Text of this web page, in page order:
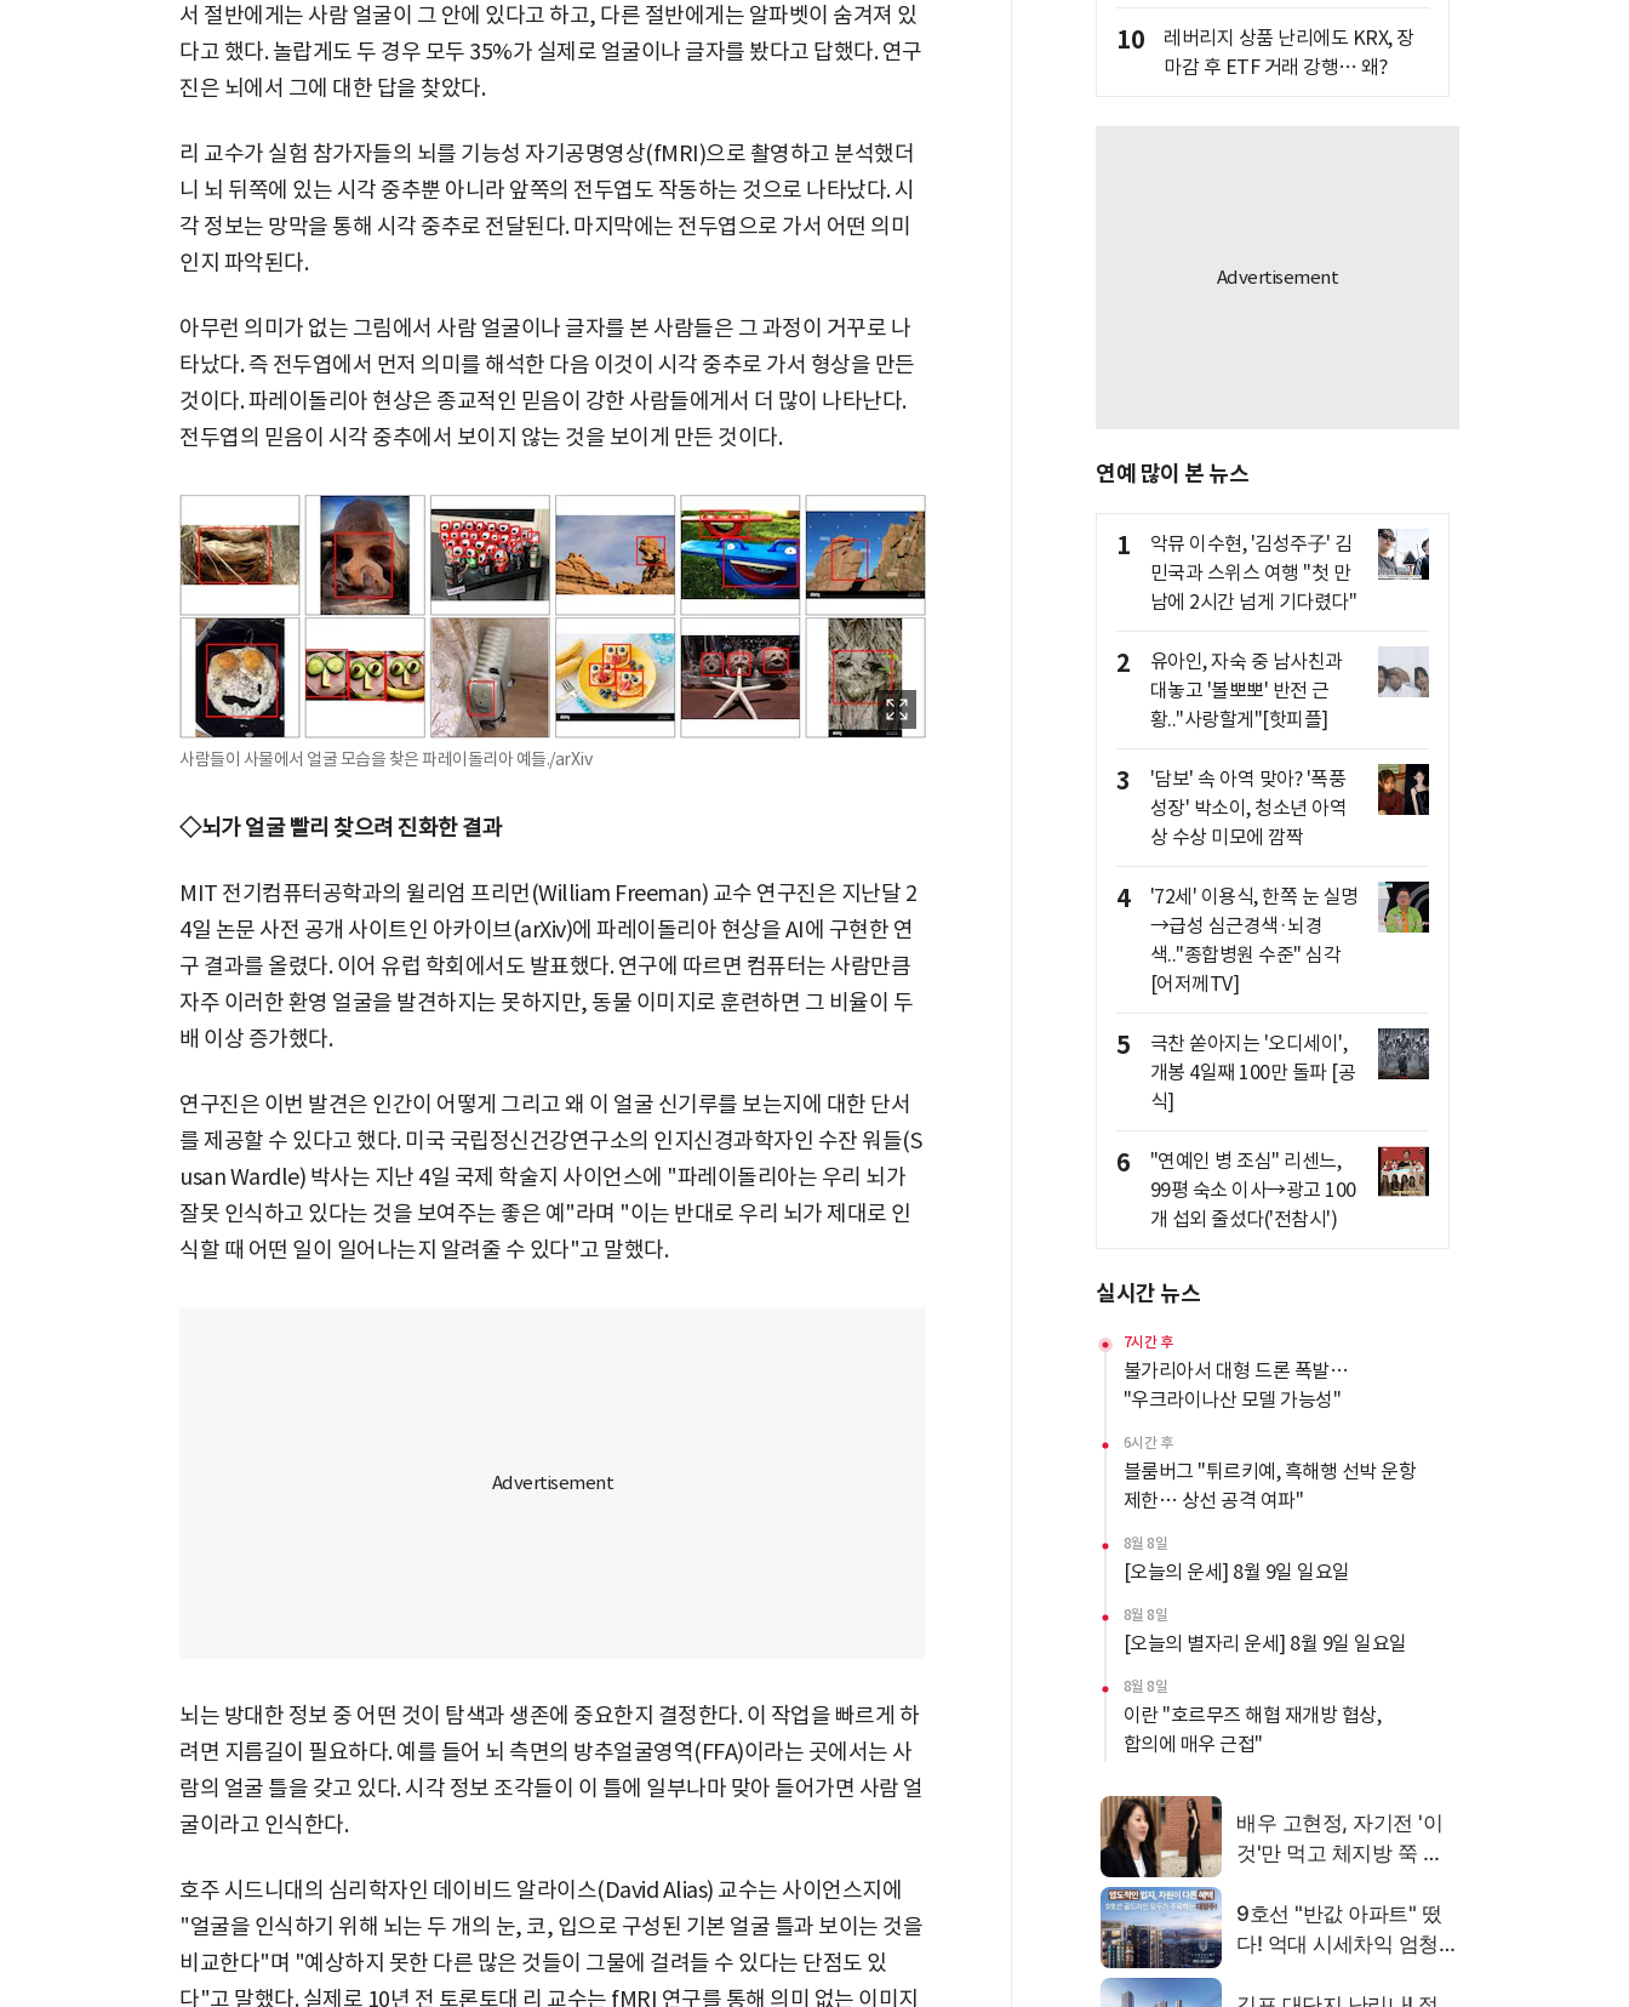
서 절반에게는 사람 얼굴이 그 안에 있다고 하고, 다른 절반에게는 알파벳이 숨겨져 있
다고 했다. 놀랍게도 두 경우 모두 35%가 실제로 얼굴이나 글자를 봤다고 답했다. 연구
진은 뇌에서 그에 대한 답을 찾았다.
리 교수가 실험 참가자들의 뇌를 기능성 자기공명영상(fMRI)으로 촬영하고 분석했더
니 뇌 뒤쪽에 있는 시각 중추뿐 아니라 앞쪽의 전두엽도 작동하는 것으로 나타났다. 시
각 정보는 망막을 통해 시각 중추로 전달된다. 마지막에는 전두엽으로 가서 어떤 의미
인지 파악된다.
아무런 의미가 없는 그림에서 사람 얼굴이나 글자를 본 사람들은 그 과정이 거꾸로 나
타났다. 즉 전두엽에서 먼저 의미를 해석한 다음 이것이 시각 중추로 가서 형상을 만든
것이다. 파레이돌리아 현상은 종교적인 믿음이 강한 사람들에게서 더 많이 나타난다.
전두엽의 믿음이 시각 중추에서 보이지 않는 것을 보이게 만든 것이다.
사람들이 사물에서 얼굴 모습을 찾은 파레이돌리아 예들./arXiv
◇뇌가 얼굴 빨리 찾으려 진화한 결과
MIT 전기컴퓨터공학과의 윌리엄 프리먼(William Freeman) 교수 연구진은 지난달 2
4일 논문 사전 공개 사이트인 아카이브(arXiv)에 파레이돌리아 현상을 AI에 구현한 연
구 결과를 올렸다. 이어 유럽 학회에서도 발표했다. 연구에 따르면 컴퓨터는 사람만큼
자주 이러한 환영 얼굴을 발견하지는 못하지만, 동물 이미지로 훈련하면 그 비율이 두
배 이상 증가했다.
연구진은 이번 발견은 인간이 어떻게 그리고 왜 이 얼굴 신기루를 보는지에 대한 단서
를 제공할 수 있다고 했다. 미국 국립정신건강연구소의 인지신경과학자인 수잔 워들(S
usan Wardle) 박사는 지난 4일 국제 학술지 사이언스에 "파레이돌리아는 우리 뇌가
잘못 인식하고 있다는 것을 보여주는 좋은 예"라며 "이는 반대로 우리 뇌가 제대로 인
식할 때 어떤 일이 일어나는지 알려줄 수 있다"고 말했다.
뇌는 방대한 정보 중 어떤 것이 탐색과 생존에 중요한지 결정한다. 이 작업을 빠르게 하
려면 지름길이 필요하다. 예를 들어 뇌 측면의 방추얼굴영역(FFA)이라는 곳에서는 사
람의 얼굴 틀을 갖고 있다. 시각 정보 조각들이 이 틀에 일부나마 맞아 들어가면 사람 얼
굴이라고 인식한다.
호주 시드니대의 심리학자인 데이비드 알라이스(David Alias) 교수는 사이언스지에
"얼굴을 인식하기 위해 뇌는 두 개의 눈, 코, 입으로 구성된 기본 얼굴 틀과 보이는 것을
비교한다"며 "예상하지 못한 다른 많은 것들이 그물에 걸려들 수 있다는 단점도 있
다"고 말했다. 실제로 10년 전 토론토대 리 교수는 fMRI 연구를 통해 의미 없는 이미지
10
레버리지 상품 난리에도 KRX, 장
마감 후 ETF 거래 강행… 왜?
연예 많이 본 뉴스
1
악뮤 이수현, '김성주子' 김
민국과 스위스 여행 "첫 만
남에 2시간 넘게 기다렸다"
2
유아인, 자숙 중 남사친과
대놓고 '볼뽀뽀' 반전 근
황.."사랑할게"[핫피플]
3
'담보' 속 아역 맞아? '폭풍
성장' 박소이, 청소년 아역
상 수상 미모에 깜짝
4
'72세' 이용식, 한쪽 눈 실명
→급성 심근경색·뇌경
색.."종합병원 수준" 심각
[어저께TV]
5
극찬 쏟아지는 '오디세이',
개봉 4일째 100만 돌파 [공
식]
6
"연예인 병 조심" 리센느,
99평 숙소 이사→광고 100
개 섭외 줄섰다('전참시')
실시간 뉴스
7시간 후
불가리아서 대형 드론 폭발…
"우크라이나산 모델 가능성"
6시간 후
블룸버그 "튀르키예, 흑해행 선박 운항
제한… 상선 공격 여파"
8월 8일
[오늘의 운세] 8월 9일 일요일
8월 8일
[오늘의 별자리 운세] 8월 9일 일요일
8월 8일
이란 "호르무즈 해협 재개방 협상,
합의에 매우 근접"
일요일 낮 최고 34도… 열대야 계속·
곳곳 비와 소나기
8월 8일
블룸버그 "SK하이닉스, 中 충칭 공장
지분 매각 검토"
8월 8일